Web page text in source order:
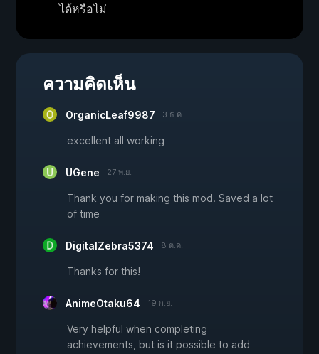
ได้หรือไม่
ความคิดเห็น
OrganicLeaf9987 3 ธ.ค.
excellent all working
UGene 27 พ.ย.
Thank you for making this mod. Saved a lot
of time
DigitalZebra5374 8 ต.ค.
Thanks for this!
AnimeOtaku64 19 ก.ย.
Very helpful when completing
achievements, but is it possible to add